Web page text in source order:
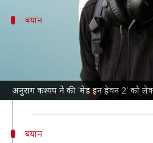
अनुराग कश्यप ने की 'मेड इन हेवन 2' को
बयान
अनुराग के साथ नीरज
दरअसल, नीरज ने अनुराग के
फिल्म कंपेनियन के साथ
इस दौरान अनुराग ने नीरज की
बयान